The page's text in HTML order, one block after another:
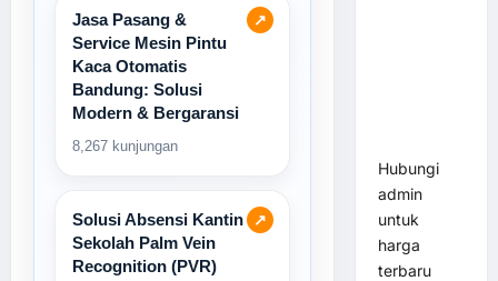
↗
Jasa Pasang &
Service Mesin Pintu
Kaca Otomatis
Bandung: Solusi
Modern & Bergaransi
8,267 kunjungan
↗
Solusi Absensi Kantin
Sekolah Palm Vein
Recognition (PVR)
Hubungi
admin
untuk
harga
terbaru